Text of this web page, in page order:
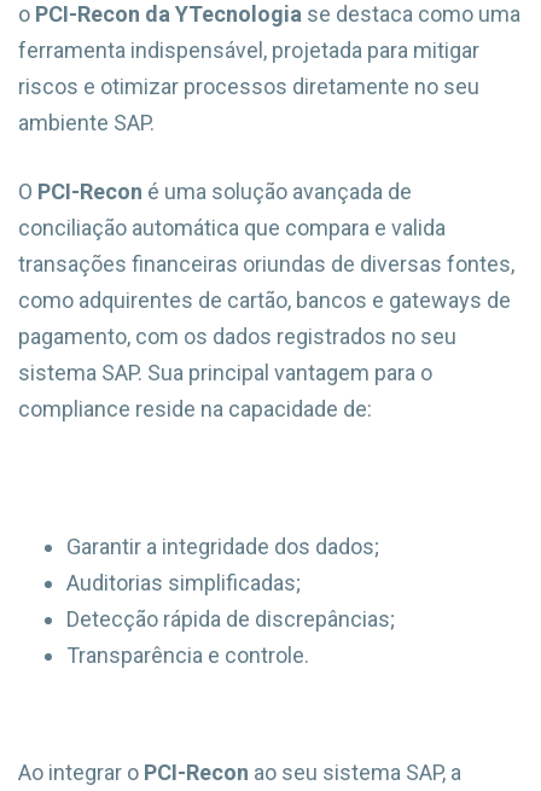
o PCI-Recon da YTecnologia se destaca como uma
ferramenta indispensável, projetada para mitigar
riscos e otimizar processos diretamente no seu
ambiente SAP.
O PCI-Recon é uma solução avançada de
conciliação automática que compara e valida
transações financeiras oriundas de diversas fontes,
como adquirentes de cartão, bancos e gateways de
pagamento, com os dados registrados no seu
sistema SAP. Sua principal vantagem para o
compliance reside na capacidade de:
Garantir a integridade dos dados;
Auditorias simplificadas;
Detecção rápida de discrepâncias;
Transparência e controle.
Ao integrar o PCI-Recon ao seu sistema SAP, a